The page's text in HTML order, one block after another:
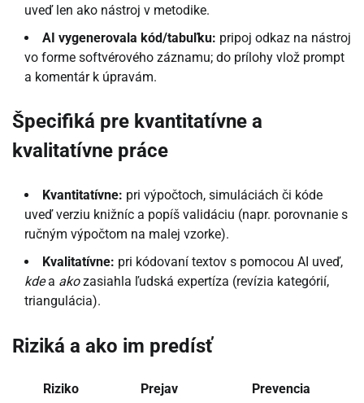
uveď len ako nástroj v metodike.
AI vygenerovala kód/tabuľku: pripoj odkaz na nástroj
vo forme softvérového záznamu; do prílohy vlož prompt
a komentár k úpravám.
Špecifiká pre kvantitatívne a
kvalitatívne práce
Kvantitatívne: pri výpočtoch, simuláciách či kóde
uveď verziu knižníc a popíš validáciu (napr. porovnanie s
ručným výpočtom na malej vzorke).
Kvalitatívne: pri kódovaní textov s pomocou AI uveď,
kdea akozasiahla ľudská expertíza (revízia kategórií,
triangulácia).
Riziká a ako im predísť
Riziko Prejav Prevencia